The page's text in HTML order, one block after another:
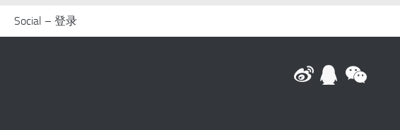
Social – 登录